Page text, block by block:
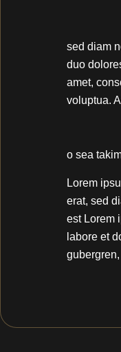
sed diam
duo
amet,
voluptua.
o sea
Lorem
erat, sed
est Lorem
labore et